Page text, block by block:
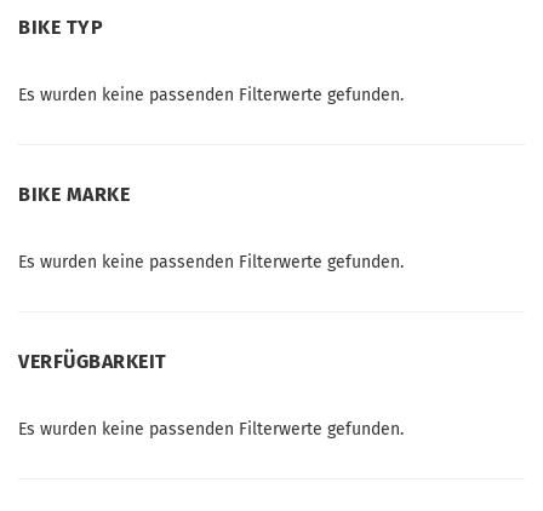
BIKE
BIKE TYP
Es wurden keine passenden Filterwerte gefunden.
BIKE
BIKE MARKE
Es wurden keine passenden Filterwerte gefunden.
VERFÜGBARKEIT
VERFÜGBARKEIT
Es wurden keine passenden Filterwerte gefunden.